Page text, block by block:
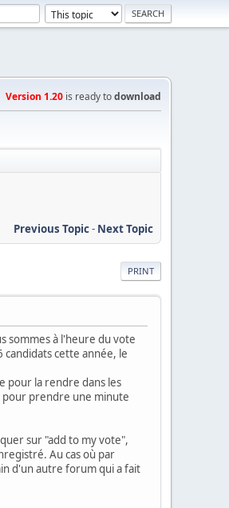
Version 1.20 is ready todownload
Previous Topic- Next Topic
PRINT
sommes à l'heure du vote
cette année, le
pour la rendre dans les
pour prendre une minute
sur "add to my vote",
Au cas où par
d'un autre forum qui a fait